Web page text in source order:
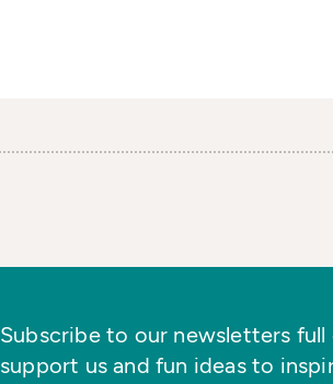
Subscribe to our newsletters
support us and fun ideas to